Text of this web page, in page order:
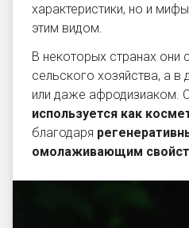
характеристики, но и
этим видом.
В некоторых странах они
сельского хозяйства, а в
или даже афродизиаком.
используется как
благодаря
омолаживающим